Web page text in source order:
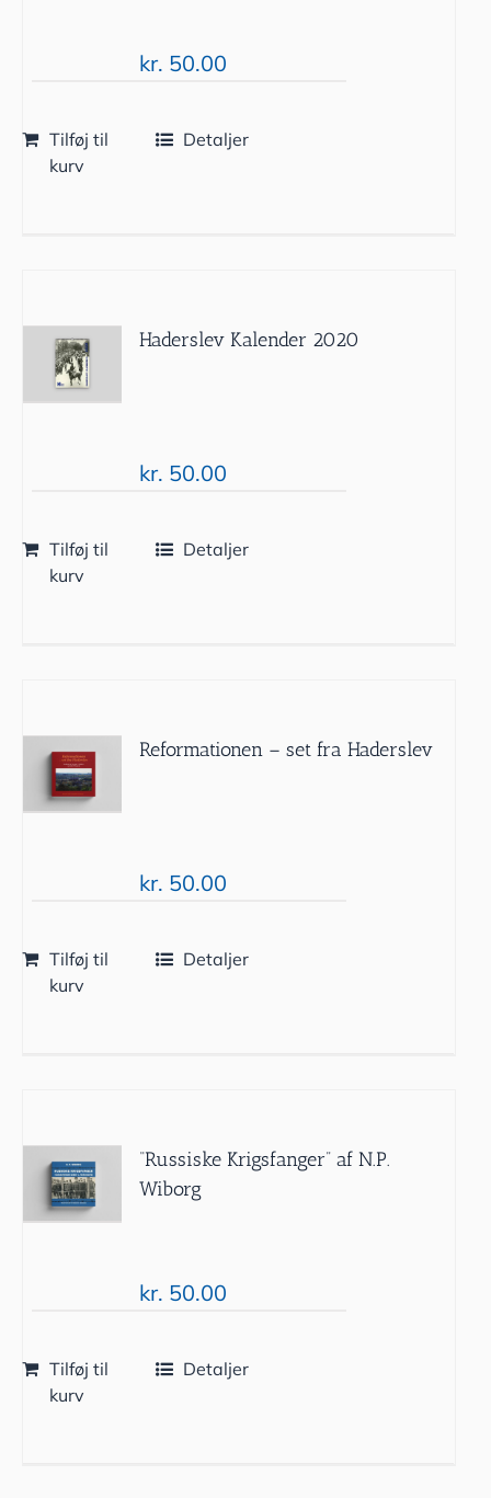
kr. 50.00
Tilføj til
kurv
Detaljer
Haderslev Kalender 2020
kr. 50.00
Tilføj til
kurv
Detaljer
Reformationen – set fra Haderslev
kr. 50.00
Tilføj til
kurv
Detaljer
“Russiske Krigsfanger” af N.P.
Wiborg
kr. 50.00
Tilføj til
kurv
Detaljer